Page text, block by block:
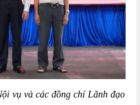
vụ và các đồng chí Lãnh đạo